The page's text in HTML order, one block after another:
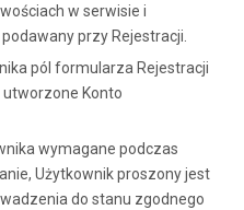
w serwisie i
przy Rejestracji.
pól formularza Rejestracji
Konto
wymagane podczas
Użytkownik proszony jest
do stanu zgodnego